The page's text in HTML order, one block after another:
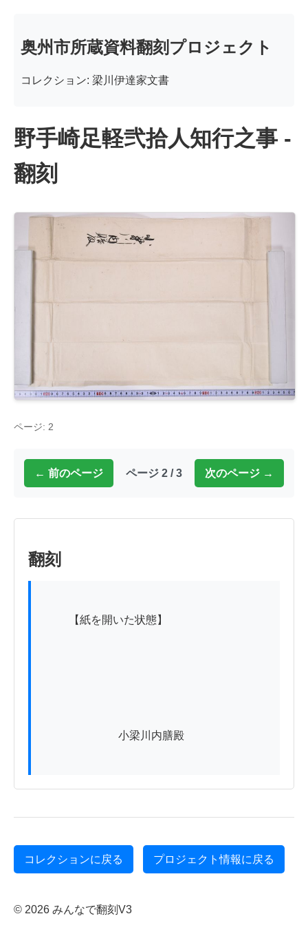
奥州市所蔵資料翻刻プロジェクト
コレクション: 梁川伊達家文書
野手崎足軽弐拾人知行之事 -
翻刻
ページ: 2
← 前のページ ページ 2 / 3 次のページ →
翻刻
小梁川内膳殿
コレクションに戻る プロジェクト情報に戻る
© 2026 みんなで翻刻V3